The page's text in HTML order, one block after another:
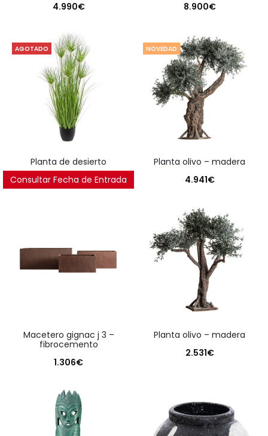
4.990€
8.900€
AGOTADO
planta de desierto
125€
Consultar Fecha de Entrada
NOVEDAD
planta olivo – madera
4.941€
macetero gignac j 3 –
fibrocemento
1.306€
planta olivo – madera
2.531€